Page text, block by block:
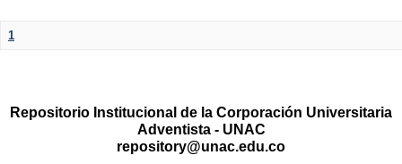
1
Repositorio Institucional de la Corporación Universitaria
Adventista - UNAC
repository@unac.edu.co